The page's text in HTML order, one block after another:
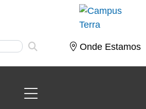
Onde Estamos